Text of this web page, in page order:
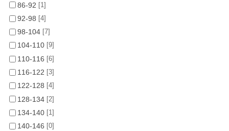
86-92 [1]
92-98 [4]
98-104 [7]
104-110 [9]
110-116 [6]
116-122 [3]
122-128 [4]
128-134 [2]
134-140 [1]
140-146 [0]